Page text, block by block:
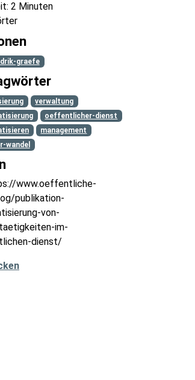
2 Minuten
graefe
verwaltung
oeffentlicher-dienst
management
wandel
www.oeffentliche-
publikation-
von-
im-
dienst/